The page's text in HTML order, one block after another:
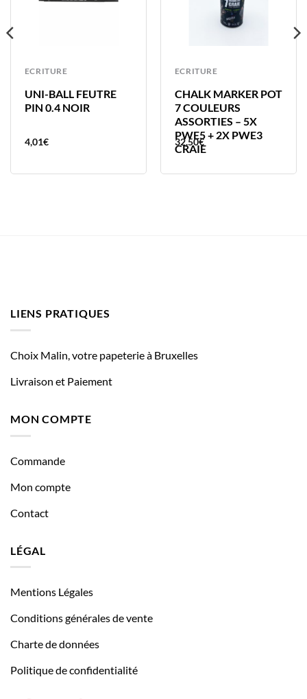
ECRITURE
UNI-BALL FEUTRE
PIN 0.4 NOIR
4,01€
ECRITURE
CHALK MARKER POT
7 COULEURS
ASSORTIES – 5X
PWE5 + 2X PWE3
CRAIE
32,50€
LIENS PRATIQUES
Choix Malin, votre papeterie à Bruxelles
Livraison et Paiement
MON COMPTE
Commande
Mon compte
Contact
LÉGAL
Mentions Légales
Conditions générales de vente
Charte de données
Politique de confidentialité